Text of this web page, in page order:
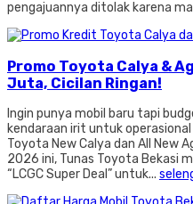
pengajuannya ditolak karena
Promo Toyota Calya &
Juta, Cicilan Ringan!
Ingin punya mobil baru tapi
kendaraan irit untuk
Toyota New Calya dan All New
2026 ini, Tunas Toyota Bekasi
“LCGC Super Deal” untuk...